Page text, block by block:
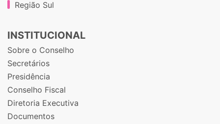
Região Sul
INSTITUCIONAL
Sobre o Conselho
Secretários
Presidência
Conselho Fiscal
Diretoria Executiva
Documentos